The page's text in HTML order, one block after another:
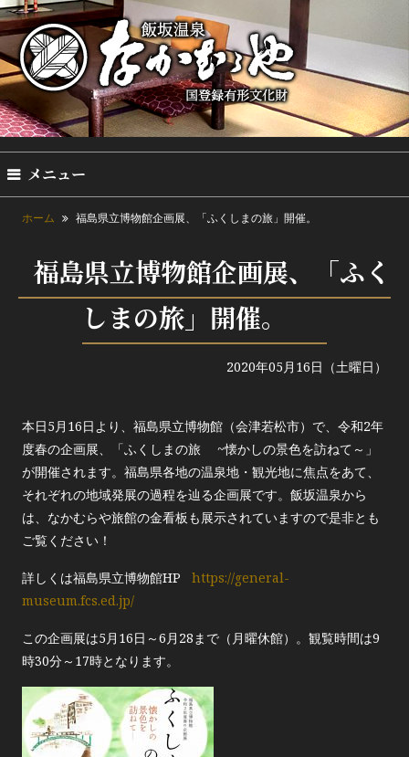
メニュー
ホーム 福島県立博物館企画展、「ふくしまの旅」開催。
福島県立博物館企画展、「ふく
しまの旅」開催。
2020年05月16日（土曜日）
本日5月16日より、福島県立博物館（会津若松市）で、令和2年
度春の企画展、「ふくしまの旅 ~懐かしの景色を訪ねて～」
が開催されます。福島県各地の温泉地・観光地に焦点をあて、
それぞれの地域発展の過程を辿る企画展です。飯坂温泉から
は、なかむらや旅館の金看板も展示されていますので是非とも
ご覧ください！
詳しくは福島県立博物館HPhttps://general-
museum.fcs.ed.jp/
この企画展は5月16日～6月28まで（月曜休館）。観覧時間は9
時30分～17時となります。